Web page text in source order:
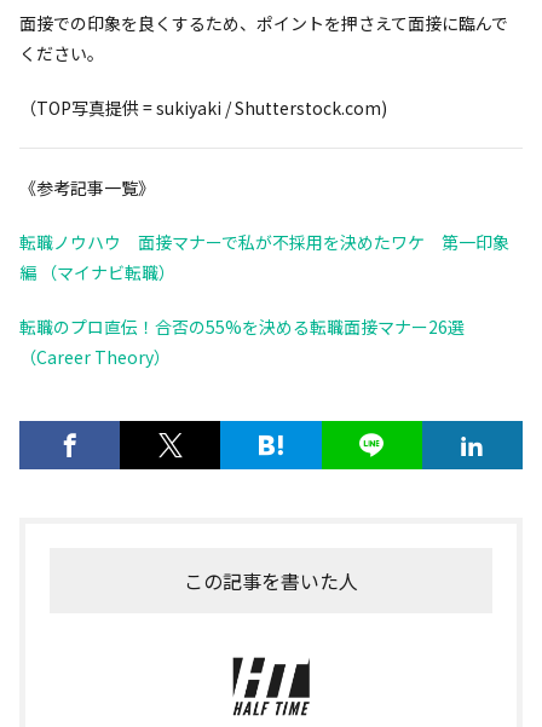
面接での印象を良くするため、ポイントを押さえて面接に臨んで
ください。
（TOP写真提供 = sukiyaki / Shutterstock.com)
《参考記事一覧》
転職ノウハウ 面接マナーで私が不採用を決めたワケ 第一印象
編 （マイナビ転職）
転職のプロ直伝！合否の55%を決める転職面接マナー26選
（Career Theory）
この記事を書いた人